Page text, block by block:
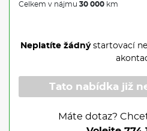
Celkem v nájmu 30 000 km
Neplatíte žádnýstartovací
Tato nabídka již
Máte dotaz?